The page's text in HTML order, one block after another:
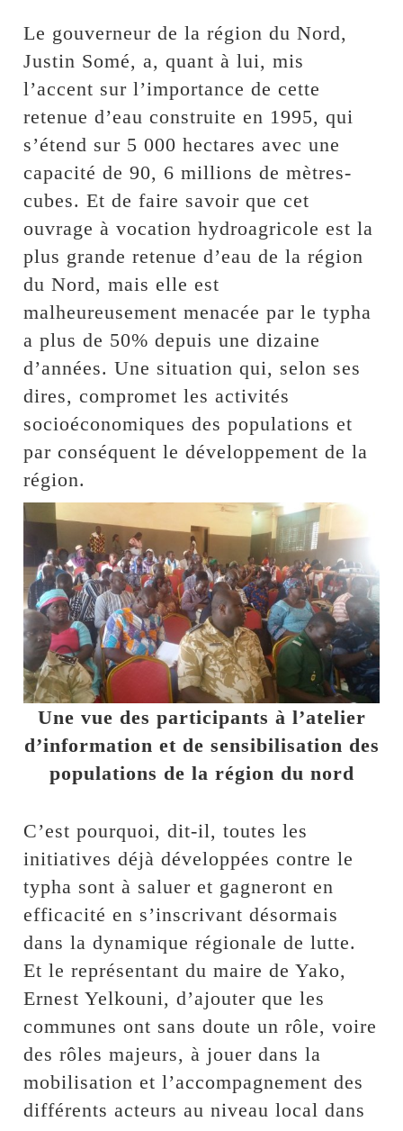
Le gouverneur de la région du Nord,
Justin Somé, a, quant à lui, mis
l’accent sur l’importance de cette
retenue d’eau construite en 1995, qui
s’étend sur 5 000 hectares avec une
capacité de 90, 6 millions de mètres-
cubes. Et de faire savoir que cet
ouvrage à vocation hydroagricole est la
plus grande retenue d’eau de la région
du Nord, mais elle est
malheureusement menacée par le typha
a plus de 50% depuis une dizaine
d’années. Une situation qui, selon ses
dires, compromet les activités
socioéconomiques des populations et
par conséquent le développement de la
région.
Une vue des participants à l’atelier
d’information et de sensibilisation des
populations de la région du nord
C’est pourquoi, dit-il, toutes les
initiatives déjà développées contre le
typha sont à saluer et gagneront en
efficacité en s’inscrivant désormais
dans la dynamique régionale de lutte.
Et le représentant du maire de Yako,
Ernest Yelkouni, d’ajouter que les
communes ont sans doute un rôle, voire
des rôles majeurs, à jouer dans la
mobilisation et l’accompagnement des
différents acteurs au niveau local dans